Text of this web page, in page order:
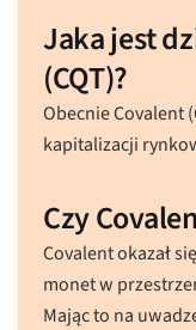
Jaka jest
(CQT)?
Obecnie Covalent
kapitalizacji
Czy
Covalent okazał
monet w
Mając to na